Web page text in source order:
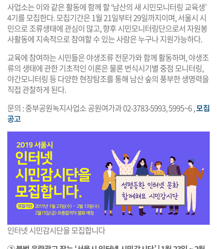
사업소는 이와 같은 활동에 함께 할 ‘남산의 새 시민모니터링 교육생’
4기를 모집한다. 모집기간은 1월 21일부터 29일까지이며, 서울시 시
민으로 조류생태에 관심이 많고, 향후 시민모니터링단으로서 자원봉
사활동에 지속적으로 참여할 수 있는 사람은 누구나 지원가능하다.
교육에 참여하는 시민들은 야생조류 전문가와 함께 활동하며, 야생조
류의 생태에 관한 기초적인 이론은 물론 번식시기별 중점 모니터링,
야간모니터링 등 다양한 현장탐조를 통해 남산 숲의 풍부한 생명력을
직접 관찰하게 된다.
문의 : 중부공원녹지사업소 공원여가과 02-3783-5993, 5995~6 ,모집
공고
인터넷 시민감시단을 모집합니다